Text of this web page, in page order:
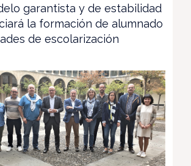
garantista y de estabilidad
la formación de alumnado
de escolarización